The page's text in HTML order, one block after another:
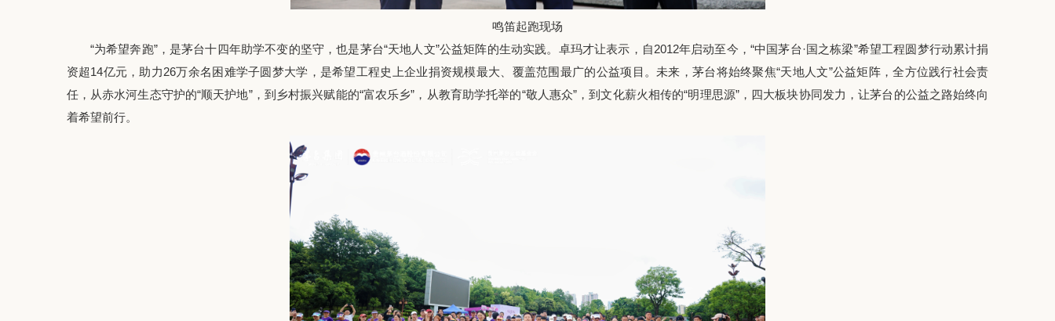
鸣笛起跑现场
“为希望奔跑”，是茅台十四年助学不变的坚守 ，也是茅台“天地人文”公益矩阵的生动实践。 卓玛才让表示， 自2012年启动至今，“中国茅台·国之栋梁”希望工程圆梦行动累计捐
资超14亿元，助力26万余名 困难学子圆梦大学，是希望工程史上企业捐资规模最大、覆盖范围最广的公益项目。未来， 茅台将始终聚焦“天地人文”公益矩阵，全方位践行社会责
任， 从赤水河生态守护的“顺天护地”，到乡村振兴赋能的“富农乐乡”，从教育助学托举的“敬人惠众”，到文化薪火相传的“明理思源”，四大板块协同发力，让茅台的公益之路始终向
着希望前行。